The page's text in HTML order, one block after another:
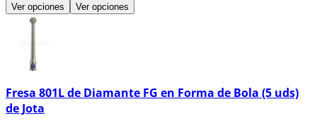
Ver opciones Ver opciones
Fresa 801L de Diamante FG en Forma de Bola (5 uds)
de Jota